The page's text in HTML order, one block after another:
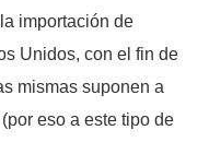
importación de
Unidos, con el fin de
mismas suponen a
eso a este tipo de